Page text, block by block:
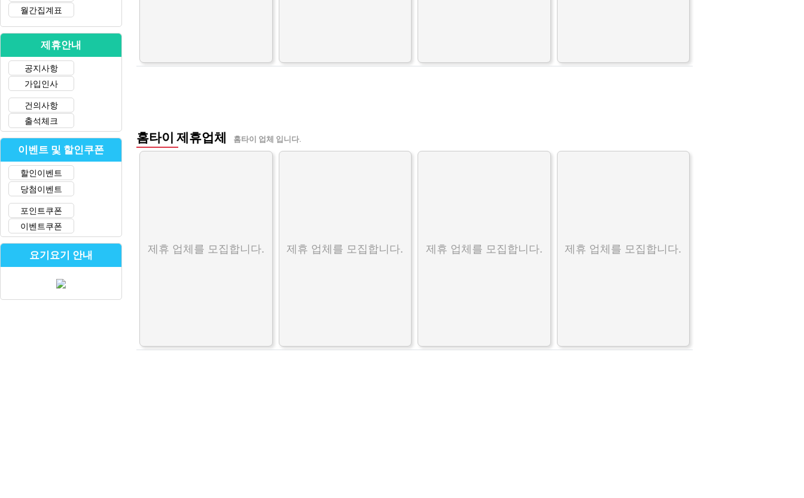
홈타이 제휴업체 홈타이 업체 입니다.
제휴 업체를 모집합니다. 제휴 업체를 모집합니다. 제휴 업체를 모집합니다. 제휴 업체를 모집합니다.
월간집계표
제휴안내
공지사항
가입인사
건의사항
출석체크
이벤트 및 할인쿠폰
할인이벤트
당첨이벤트
포인트쿠폰
이벤트쿠폰
요기요기 안내